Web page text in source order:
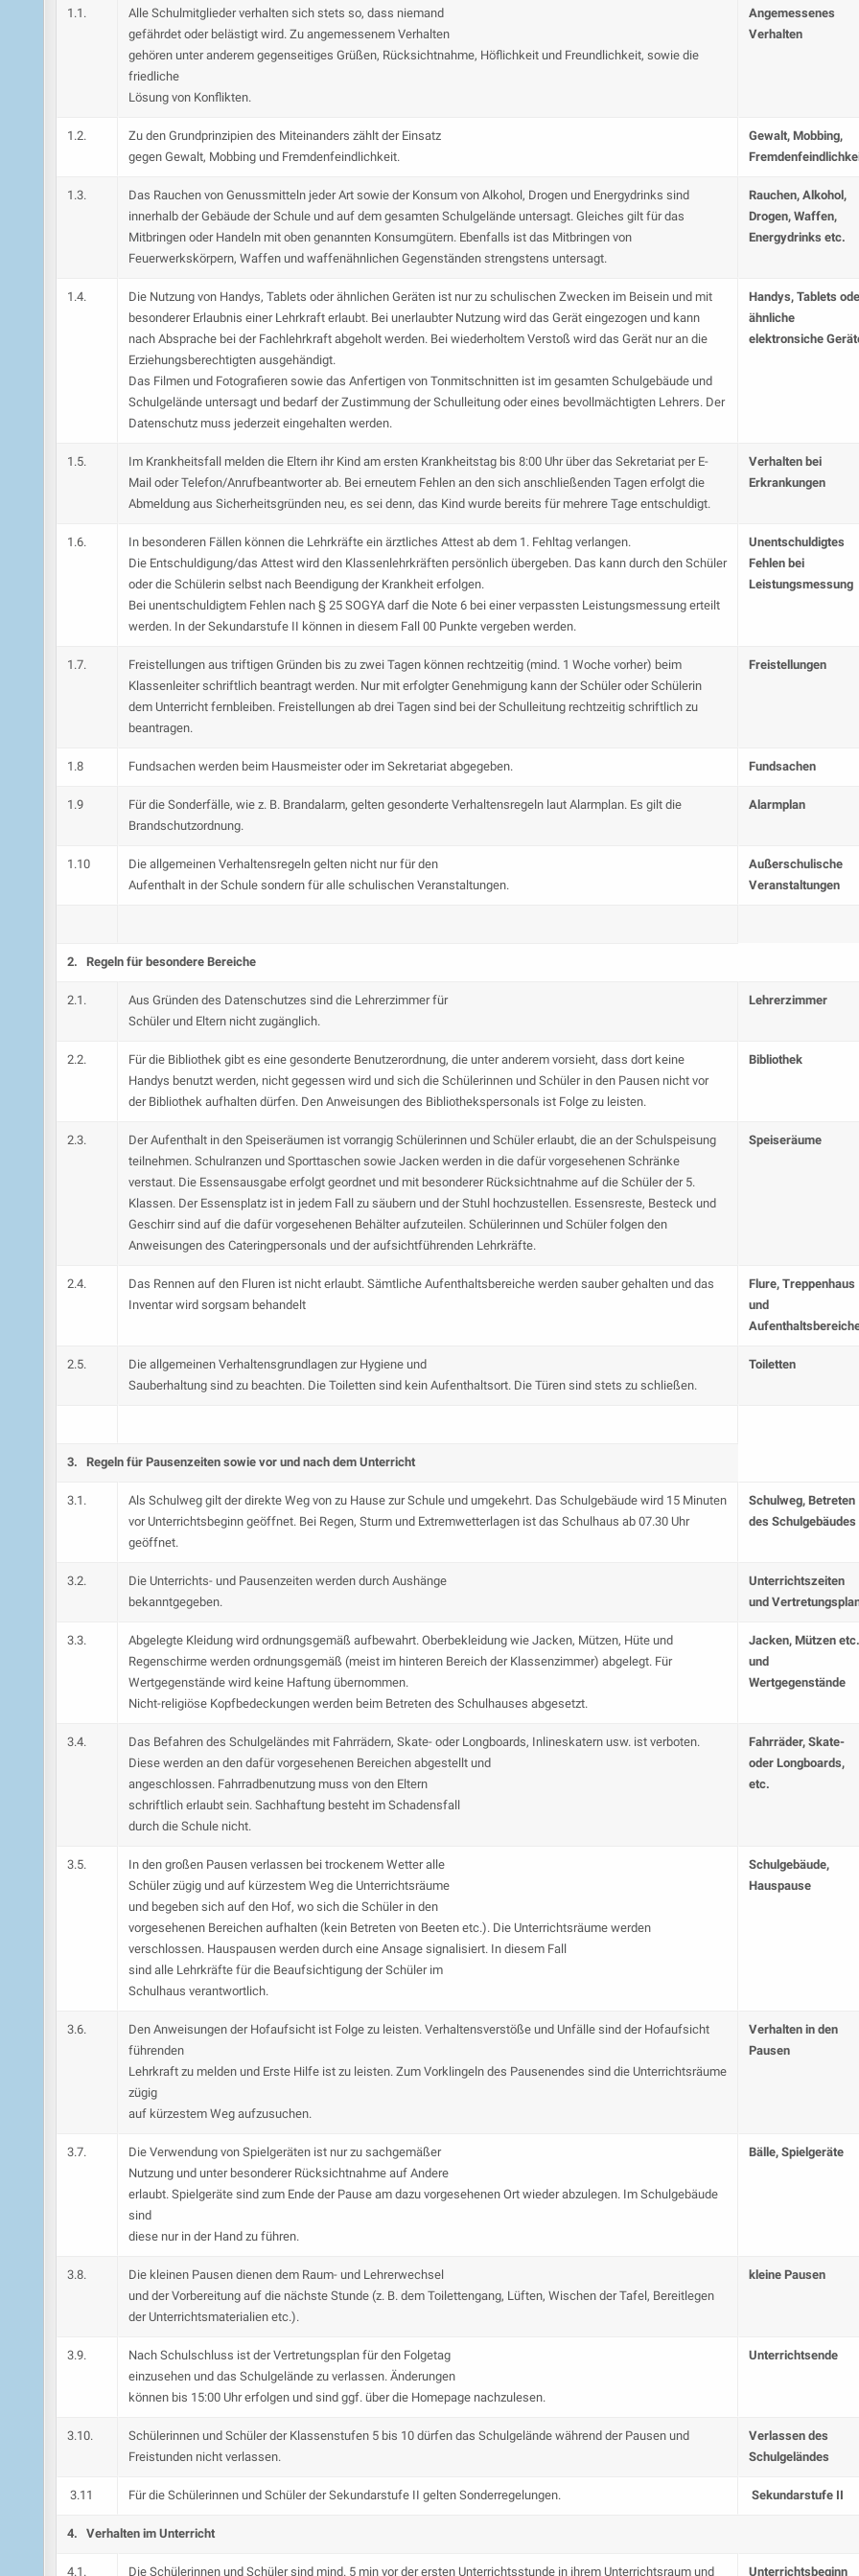
1.1.
Alle Schulmitglieder verhalten sich stets so, dass niemand
gefährdet oder belästigt wird. Zu angemessenem Verhalten
gehören unter anderem gegenseitiges Grüßen, Rücksichtnahme, Höflichkeit und Freundlichkeit, sowie die
friedliche
Lösung von Konflikten.
Angemessenes
Verhalten
1.2.
Zu den Grundprinzipien des Miteinanders zählt der Einsatz
gegen Gewalt, Mobbing und Fremdenfeindlichkeit.
Gewalt, Mobbing,
1.3.
Das Rauchen von Genussmitteln jeder Art sowie der Konsum von Alkohol, Drogen und Energydrinks sind
innerhalb der Gebäude der Schule und auf dem gesamten Schulgelände untersagt. Gleiches gilt für das
Mitbringen oder Handeln mit oben genannten Konsumgütern. Ebenfalls ist das Mitbringen von
Feuerwerkskörpern, Waffen und waffenähnlichen Gegenständen strengstens untersagt.
Rauchen, Alkohol,
Drogen, Waffen,
Energydrinks etc.
1.4.
Die Nutzung von Handys, Tablets oder ähnlichen Geräten ist nur zu schulischen Zwecken im Beisein und mit
besonderer Erlaubnis einer Lehrkraft erlaubt. Bei unerlaubter Nutzung wird das Gerät eingezogen und kann
nach Absprache bei der Fachlehrkraft abgeholt werden. Bei wiederholtem Verstoß wird das Gerät nur an die
Erziehungsberechtigten ausgehändigt.
Das Filmen und Fotografieren sowie das Anfertigen von Tonmitschnitten ist im gesamten Schulgebäude und
Schulgelände untersagt und bedarf der Zustimmung der Schulleitung oder eines bevollmächtigten Lehrers. Der
Datenschutz muss jederzeit eingehalten werden.
Handys, Tablets
ähnliche
elektronsiche
1.5.
Im Krankheitsfall melden die Eltern ihr Kind am ersten Krankheitstag bis 8:00 Uhr über das Sekretariat per E-
Mail oder Telefon/Anrufbeantworter ab. Bei erneutem Fehlen an den sich anschließenden Tagen erfolgt die
Abmeldung aus Sicherheitsgründen neu, es sei denn, das Kind wurde bereits für mehrere Tage entschuldigt.
Verhalten bei
Erkrankungen
1.6.
In besonderen Fällen können die Lehrkräfte ein ärztliches Attest ab dem 1. Fehltag verlangen.
Die Entschuldigung/das Attest wird den Klassenlehrkräften persönlich übergeben. Das kann durch den Schüler
oder die Schülerin selbst nach Beendigung der Krankheit erfolgen.
Bei unentschuldigtem Fehlen nach § 25 SOGYA darf die Note 6 bei einer verpassten Leistungsmessung erteilt
werden. In der Sekundarstufe II können in diesem Fall 00 Punkte vergeben werden.
Unentschuldigtes
Fehlen bei
Leistungsmessung
1.7.
Freistellungen aus triftigen Gründen bis zu zwei Tagen können rechtzeitig (mind. 1 Woche vorher) beim
Klassenleiter schriftlich beantragt werden. Nur mit erfolgter Genehmigung kann der Schüler oder Schülerin
dem Unterricht fernbleiben. Freistellungen ab drei Tagen sind bei der Schulleitung rechtzeitig schriftlich zu
beantragen.
Freistellungen
1.8 Fundsachen werden beim Hausmeister oder im Sekretariat abgegeben. Fundsachen
1.9
Für die Sonderfälle, wie z. B. Brandalarm, gelten gesonderte Verhaltensregeln laut Alarmplan. Es gilt die
Brandschutzordnung.
Alarmplan
1.10
Die allgemeinen Verhaltensregeln gelten nicht nur für den
Aufenthalt in der Schule sondern für alle schulischen Veranstaltungen.
Außerschulische
Veranstaltungen
2. Regeln für besondere Bereiche
2.1.
Aus Gründen des Datenschutzes sind die Lehrerzimmer für
Schüler und Eltern nicht zugänglich.
Lehrerzimmer
2.2.
Für die Bibliothek gibt es eine gesonderte Benutzerordnung, die unter anderem vorsieht, dass dort keine
Handys benutzt werden, nicht gegessen wird und sich die Schülerinnen und Schüler in den Pausen nicht vor
der Bibliothek aufhalten dürfen. Den Anweisungen des Bibliothekspersonals ist Folge zu leisten.
Bibliothek
2.3.
Der Aufenthalt in den Speiseräumen ist vorrangig Schülerinnen und Schüler erlaubt, die an der Schulspeisung
teilnehmen. Schulranzen und Sporttaschen sowie Jacken werden in die dafür vorgesehenen Schränke
verstaut. Die Essensausgabe erfolgt geordnet und mit besonderer Rücksichtnahme auf die Schüler der 5.
Klassen. Der Essensplatz ist in jedem Fall zu säubern und der Stuhl hochzustellen. Essensreste, Besteck und
Geschirr sind auf die dafür vorgesehenen Behälter aufzuteilen. Schülerinnen und Schüler folgen den
Anweisungen des Cateringpersonals und der aufsichtführenden Lehrkräfte.
Speiseräume
2.4.
Das Rennen auf den Fluren ist nicht erlaubt. Sämtliche Aufenthaltsbereiche werden sauber gehalten und das
Inventar wird sorgsam behandelt
Flure, Treppenhaus
und
2.5.
Die allgemeinen Verhaltensgrundlagen zur Hygiene und
Sauberhaltung sind zu beachten. Die Toiletten sind kein Aufenthaltsort. Die Türen sind stets zu schließen.
Toiletten
3. Regeln für Pausenzeiten sowie vor und nach dem Unterricht
3.1.
Als Schulweg gilt der direkte Weg von zu Hause zur Schule und umgekehrt. Das Schulgebäude wird 15 Minuten
vor Unterrichtsbeginn geöffnet. Bei Regen, Sturm und Extremwetterlagen ist das Schulhaus ab 07.30 Uhr
geöffnet.
Schulweg, Betreten
des Schulgebäudes
3.2.
Die Unterrichts- und Pausenzeiten werden durch Aushänge
bekanntgegeben.
Unterrichtszeiten
und
3.3.
Abgelegte Kleidung wird ordnungsgemäß aufbewahrt. Oberbekleidung wie Jacken, Mützen, Hüte und
Regenschirme werden ordnungsgemäß (meist im hinteren Bereich der Klassenzimmer) abgelegt. Für
Wertgegenstände wird keine Haftung übernommen.
Nicht-religiöse Kopfbedeckungen werden beim Betreten des Schulhauses abgesetzt.
Jacken, Mützen etc.
und
Wertgegenstände
3.4.
Das Befahren des Schulgeländes mit Fahrrädern, Skate- oder Longboards, Inlineskatern usw. ist verboten.
Diese werden an den dafür vorgesehenen Bereichen abgestellt und
angeschlossen. Fahrradbenutzung muss von den Eltern
schriftlich erlaubt sein. Sachhaftung besteht im Schadensfall
durch die Schule nicht.
Fahrräder, Skate-
oder Longboards,
etc.
3.5.
In den großen Pausen verlassen bei trockenem Wetter alle
Schüler zügig und auf kürzestem Weg die Unterrichtsräume
und begeben sich auf den Hof, wo sich die Schüler in den
vorgesehenen Bereichen aufhalten (kein Betreten von Beeten etc.). Die Unterrichtsräume werden
verschlossen. Hauspausen werden durch eine Ansage signalisiert. In diesem Fall
sind alle Lehrkräfte für die Beaufsichtigung der Schüler im
Schulhaus verantwortlich.
Schulgebäude,
Hauspause
3.6.
Den Anweisungen der Hofaufsicht ist Folge zu leisten. Verhaltensverstöße und Unfälle sind der Hofaufsicht
führenden
Lehrkraft zu melden und Erste Hilfe ist zu leisten. Zum Vorklingeln des Pausenendes sind die Unterrichtsräume
zügig
auf kürzestem Weg aufzusuchen.
Verhalten in den
Pausen
3.7.
Die Verwendung von Spielgeräten ist nur zu sachgemäßer
Nutzung und unter besonderer Rücksichtnahme auf Andere
erlaubt. Spielgeräte sind zum Ende der Pause am dazu vorgesehenen Ort wieder abzulegen. Im Schulgebäude
sind
diese nur in der Hand zu führen.
Bälle, Spielgeräte
3.8.
Die kleinen Pausen dienen dem Raum- und Lehrerwechsel
und der Vorbereitung auf die nächste Stunde (z. B. dem Toilettengang, Lüften, Wischen der Tafel, Bereitlegen
der Unterrichtsmaterialien etc.).
kleine Pausen
3.9.
Nach Schulschluss ist der Vertretungsplan für den Folgetag
einzusehen und das Schulgelände zu verlassen. Änderungen
können bis 15:00 Uhr erfolgen und sind ggf. über die Homepage nachzulesen.
Unterrichtsende
3.10.
Schülerinnen und Schüler der Klassenstufen 5 bis 10 dürfen das Schulgelände während der Pausen und
Freistunden nicht verlassen.
Verlassen des
Schulgeländes
3.11 Für die Schülerinnen und Schüler der Sekundarstufe II gelten Sonderregelungen. Sekundarstufe II
4. Verhalten im Unterricht
4.1. Die Schülerinnen und Schüler sind mind. 5 min vor der ersten Unterrichtsstunde in ihrem Unterrichtsraum und Unterrichtsbeginn